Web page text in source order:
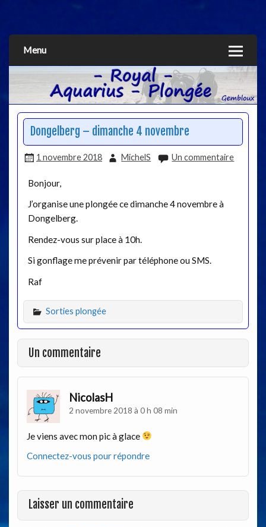
Menu
Dongelberg – dimanche 4 novembre
1 novembre 2018 MichelS Un commentaire
Bonjour,
J’organise une plongée ce dimanche 4 novembre à
Dongelberg.
Rendez-vous sur place à 10h.
Si gonflage me prévenir par téléphone ou SMS.
Raf
Sorties plongée
Un commentaire
NicolasH
2 novembre 2018 à 0 h 08 min
Je viens avec mon pic à glace
Connectez-vous pour répondre
Laisser un commentaire